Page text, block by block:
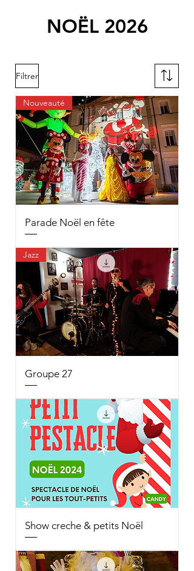
NOËL 2026
Filtrer
Nouveauté
Parade Noël en fête
Jazz
Groupe 27
Show creche & petits Noël